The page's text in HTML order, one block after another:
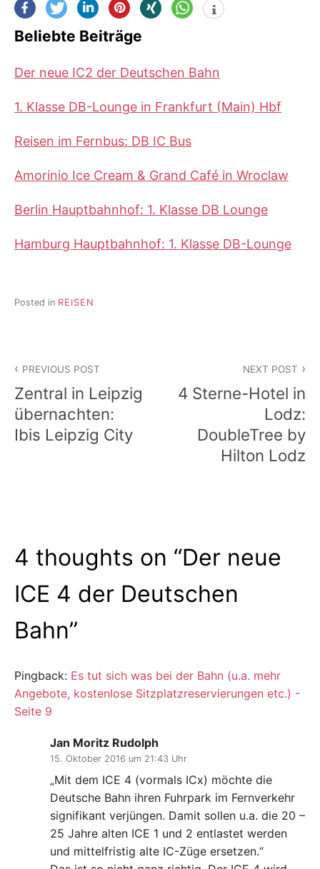
Beliebte Beiträge
Der neue IC2 der Deutschen Bahn
1. Klasse DB-Lounge in Frankfurt (Main) Hbf
Reisen im Fernbus: DB IC Bus
Amorinio Ice Cream & Grand Café in Wroclaw
Berlin Hauptbahnhof: 1. Klasse DB Lounge
Hamburg Hauptbahnhof: 1. Klasse DB-Lounge
Posted in REISEN
PREVIOUS POST
Zentral in Leipzig
übernachten:
Ibis Leipzig City
NEXT POST
4 Sterne-Hotel in
Lodz:
DoubleTree by
Hilton Lodz
4 thoughts on “Der neue
ICE 4 der Deutschen
Bahn”
Pingback: Es tut sich was bei der Bahn (u.a. mehr
Angebote, kostenlose Sitzplatzreservierungen etc.) -
Seite 9
Jan Moritz Rudolph
15. Oktober 2016 um 21:43 Uhr
„Mit dem ICE 4 (vormals ICx) möchte die
Deutsche Bahn ihren Fuhrpark im Fernverkehr
signifikant verjüngen. Damit sollen u.a. die 20 –
25 Jahre alten ICE 1 und 2 entlastet werden
und mittelfristig alte IC-Züge ersetzen.“